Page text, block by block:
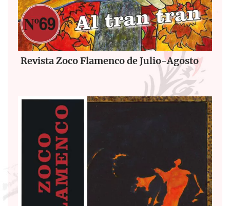
Revista Zoco Flamenco de Julio-Agosto